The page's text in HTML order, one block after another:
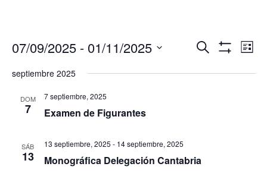
búsqueda
Buscar
de
Lista
07/09/2025 - 01/11/2025
fecha.
septiembre 2025
DOM
7
7 septiembre, 2025
Examen de Figurantes
SÁB
13
13 septiembre, 2025 - 14 septiembre, 2025
Monográfica Delegación Cantabria